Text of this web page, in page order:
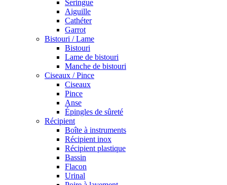
Seringue
Aiguille
Cathéter
Garrot
Bistouri / Lame
Bistouri
Lame de bistouri
Manche de bistouri
Ciseaux / Pince
Ciseaux
Pince
Anse
Épingles de sûreté
Récipient
Boîte à instruments
Récipient inox
Récipient plastique
Bassin
Flacon
Urinal